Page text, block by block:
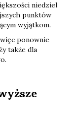
niedziel
punktów
wyjątkom.
ponownie
także dla